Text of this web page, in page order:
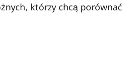
którzy chcą porównać